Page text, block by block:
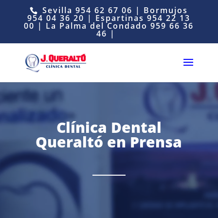
Sevilla954 62 67 06 | Bormujos
954 04 36 20 | Espartinas954 22 13
00 | La Palma del Condado959 66 36
46 |
Clínica Dental
Queraltó en Prensa